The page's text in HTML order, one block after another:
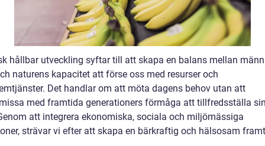
hållbar utveckling syftar till att skapa en balans mellan
naturens kapacitet att förse oss med resurser och
Det handlar om att möta dagens behov utan att
med framtida generationers förmåga att tillfredsställa
att integrera ekonomiska, sociala och miljömässiga
strävar vi efter att skapa en bärkraftig och hälsosam